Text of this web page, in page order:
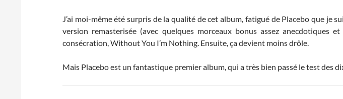
J’ai moi-même été surpris de la qualité de cet album, fatigué de Placebo que je
version remasterisée (avec quelques morceaux bonus assez anecdotiques
consécration, Without You I’m Nothing. Ensuite, ça devient moins drôle.
Mais Placebo est un fantastique premier album, qui a très bien passé le test des